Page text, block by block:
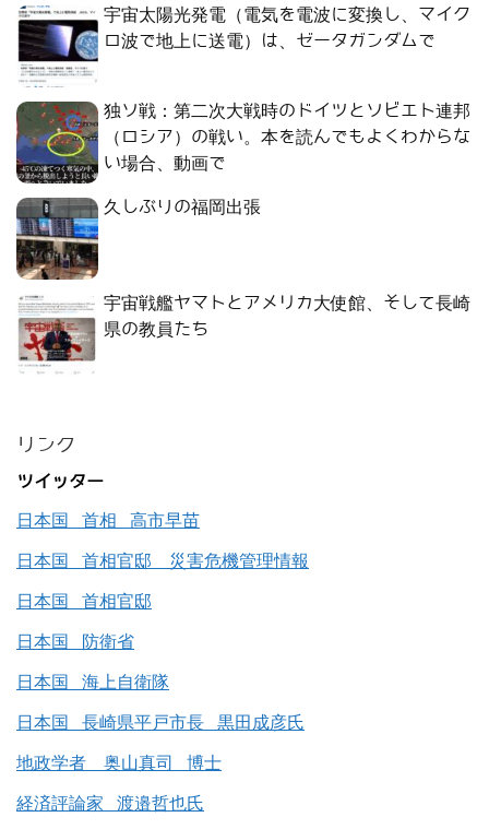
宇宙太陽光発電（電気を電波に変換し、マイク
ロ波で地上に送電）は、ゼータガンダムで
独ソ戦：第二次大戦時のドイツとソビエト連邦
（ロシア）の戦い。本を読んでもよくわからな
い場合、動画で
久しぶりの福岡出張
宇宙戦艦ヤマトとアメリカ大使館、そして長崎
県の教員たち
リンク
ツイッター
日本国 首相 高市早苗
日本国 首相官邸 災害危機管理情報
日本国 首相官邸
日本国 防衛省
日本国 海上自衛隊
日本国 長崎県平戸市長 黒田成彦氏
地政学者 奥山真司 博士
経済評論家 渡邉哲也氏